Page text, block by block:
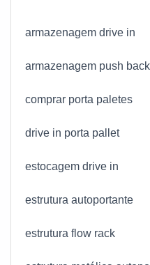
armazenagem drive in
armazenagem push back
comprar porta paletes
drive in porta pallet
estocagem drive in
estrutura autoportante
estrutura flow rack